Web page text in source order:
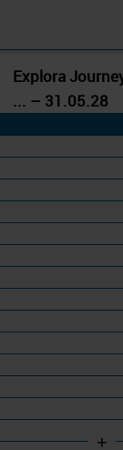
Explora
... – 31.05.28
+